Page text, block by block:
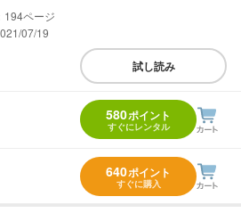
194
07/19
試し読み
580ポイント
すぐにレンタル
640ポイント
すぐに購入